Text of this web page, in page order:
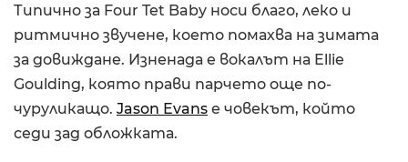
Типично за Four Tet Baby носи благо, леко и
ритмично звучене, което помахва на зимата
за довиждане. Изненада е вокалът на Ellie
Goulding, която прави парчето още по-
чуруликащо. Jason Evans е човекът, който
седи зад обложката.